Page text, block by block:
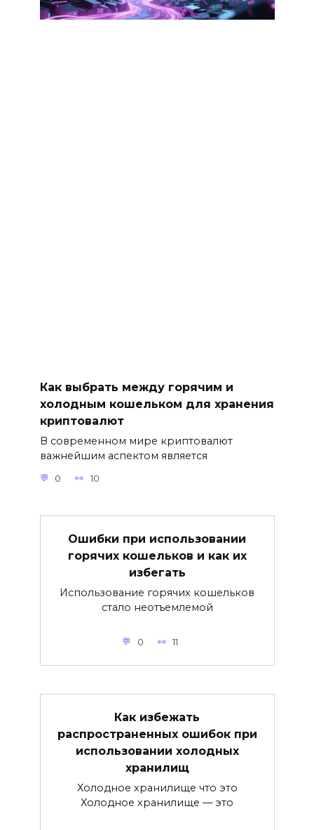
Как выбрать между горячим и
холодным кошельком для хранения
криптовалют
В современном мире криптовалют
важнейшим аспектом является
0 10
Ошибки при использовании
горячих кошельков и как их
избегать
Использование горячих кошельков
стало неотъемлемой
0 11
Как избежать
распространенных ошибок при
использовании холодных
хранилищ
Холодное хранилище что это
Холодное хранилище — это